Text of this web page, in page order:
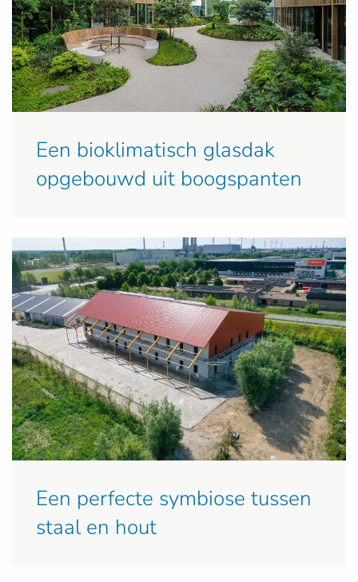
Een bioklimatisch glasdak
opgebouwd uit boogspanten
Een perfecte symbiose tussen
staal en hout